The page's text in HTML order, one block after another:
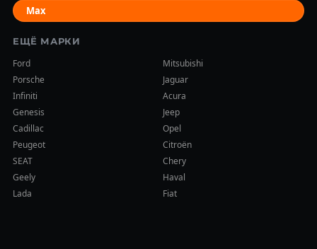
Max
ЕЩЁ МАРКИ
Ford
Mitsubishi
Porsche
Jaguar
Infiniti
Acura
Genesis
Jeep
Cadillac
Opel
Peugeot
Citroën
SEAT
Chery
Geely
Haval
Lada
Fiat